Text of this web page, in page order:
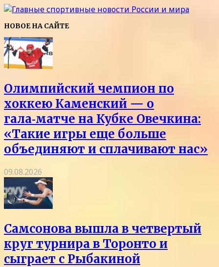
НОВОЕ НА САЙТЕ
Олимпийский чемпион по
хоккею Каменский — о
гала‑матче на Кубке Овечкина:
«Такие игры еще больше
объединяют и сплачивают нас»
09.08.2026
Самсонова вышла в четвертый
круг турнира в Торонто и
сыграет с Рыбакиной